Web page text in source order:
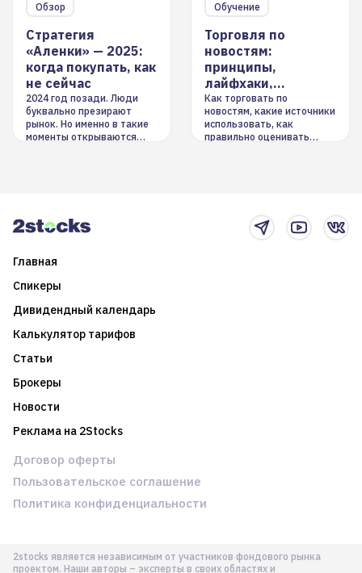
Обзор
Стратегия
«Аленки» — 2025:
когда покупать, как
не сейчас
2024 год позади. Люди
буквально презирают
рынок. Но именно в такие
моменты открываются
Обучение
Торговля по
новостям:
принципы,
лайфхаки,
инструменты
Как торговать по
новостям, какие источники
использовать, как
правильно оценивать
Главная
Спикеры
Дивидендный календарь
Калькулятор тарифов
Статьи
Брокеры
Новости
Реклама на 2Stocks
2stocks является независимым от участников фондового рынка
проектом. Наши авторы – эксперты в своих областях и
Договор оферты
Пользовательское соглашение
Политика конфиденциальности